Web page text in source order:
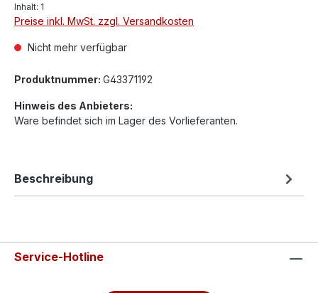
Inhalt: 1
Preise inkl. MwSt. zzgl. Versandkosten
Nicht mehr verfügbar
Produktnummer: G43371192
Hinweis des Anbieters:
Ware befindet sich im Lager des Vorlieferanten.
Beschreibung
Service-Hotline